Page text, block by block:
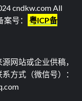
cndkw.com All
号：
粤ICP备
网站或企业供稿，
方式（微信号）：